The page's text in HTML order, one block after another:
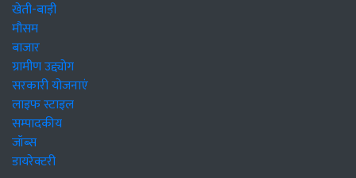
खेती-बाड़ी
मौसम
बाजार
ग्रामीण उद्द्योग
सरकारी योजनाएं
लाइफ स्टाइल
सम्पादकीय
जॉब्स
डायरेक्टरी